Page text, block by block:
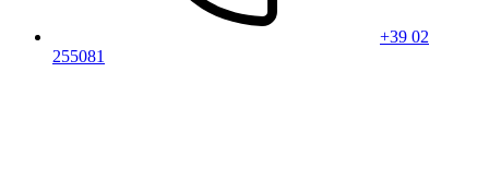
+39 02
255081